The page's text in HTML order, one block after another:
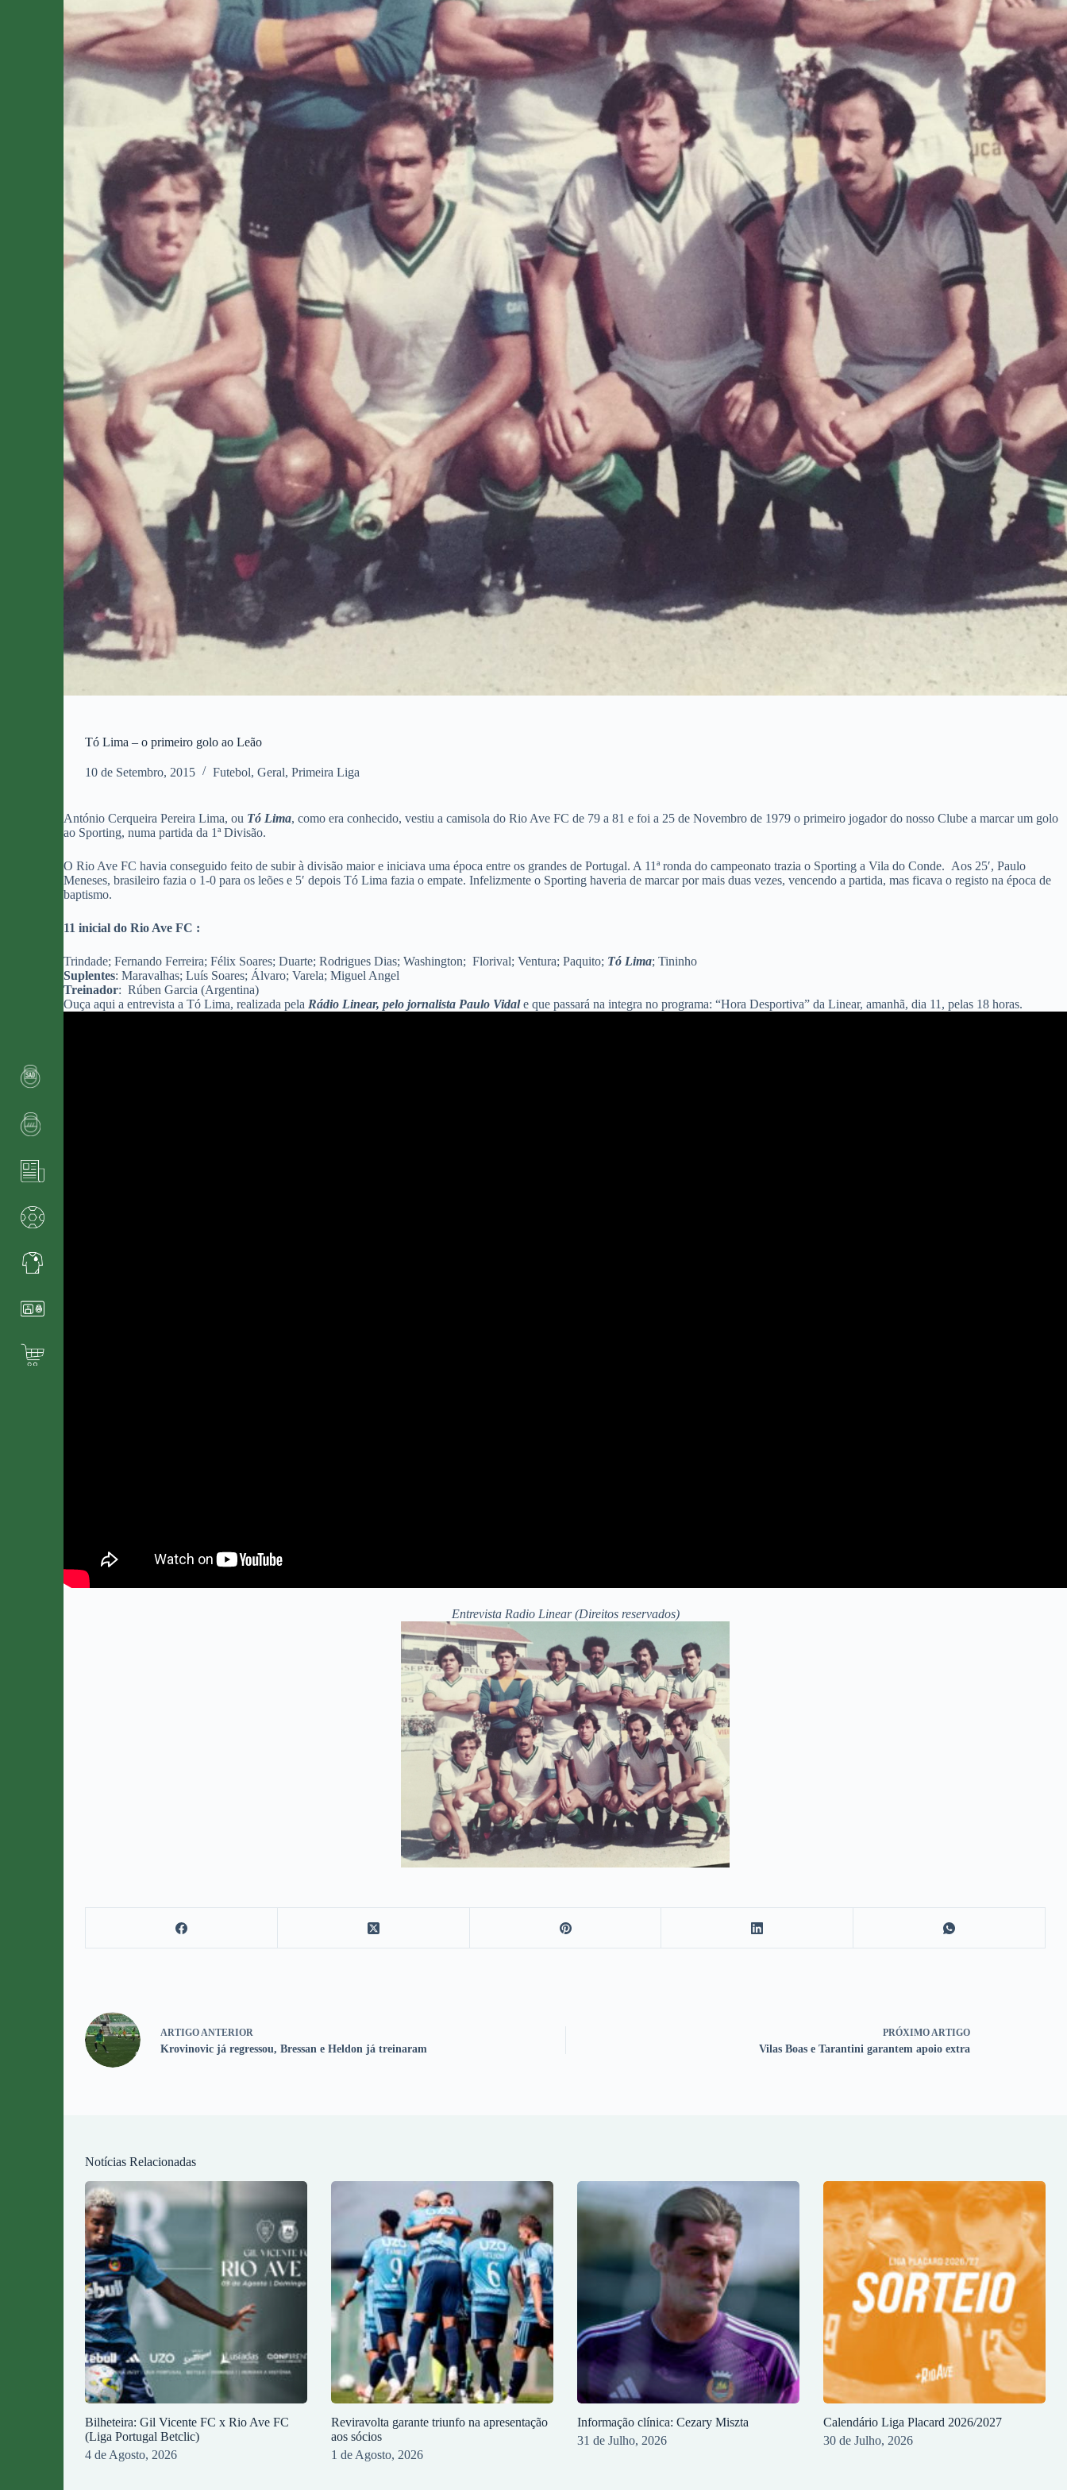
Tó Lima – o primeiro golo ao Leão
10 de Setembro, 2015 Futebol,Geral,Primeira Liga
António Cerqueira Pereira Lima, ou Tó Lima, como era conhecido, vestiu a camisola do Rio Ave FC de 79 a 81 e foi a 25 de Novembro de 1979 o primeiro jogador do nosso Clube a marcar um golo
ao Sporting, numa partida da 1ª Divisão.
O Rio Ave FC havia conseguido feito de subir à divisão maior e iniciava uma época entre os grandes de Portugal. A 11ª ronda do campeonato trazia o Sporting a Vila do Conde. Aos 25′, Paulo
Meneses, brasileiro fazia o 1-0 para os leões e 5′ depois Tó Lima fazia o empate. Infelizmente o Sporting haveria de marcar por mais duas vezes, vencendo a partida, mas ficava o registo na época de
baptismo.
11 inicial do Rio Ave FC :
Trindade; Fernando Ferreira; Félix Soares; Duarte; Rodrigues Dias; Washington; Florival; Ventura; Paquito; Tó Lima; Tininho
Suplentes: Maravalhas; Luís Soares; Álvaro; Varela; Miguel Angel
Treinador: Rúben Garcia (Argentina)
Ouça aqui a entrevista a Tó Lima, realizada pela Rádio Linear, pelo jornalista Paulo Vidal e que passará na integra no programa: “Hora Desportiva” da Linear, amanhã, dia 11, pelas 18 horas.
Entrevista Radio Linear (Direitos reservados)
ARTIGO ANTERIOR
Krovinovic já regressou, Bressan e Heldon já treinaram
PRÓXIMO ARTIGO
Vilas Boas e Tarantini garantem apoio extra
Notícias Relacionadas
Bilheteira: Gil Vicente FC x Rio Ave FC
(Liga Portugal Betclic)
4 de Agosto, 2026
Reviravolta garante triunfo na apresentação
aos sócios
1 de Agosto, 2026
Informação clínica: Cezary Miszta
31 de Julho, 2026
Calendário Liga Placard 2026/2027
30 de Julho, 2026